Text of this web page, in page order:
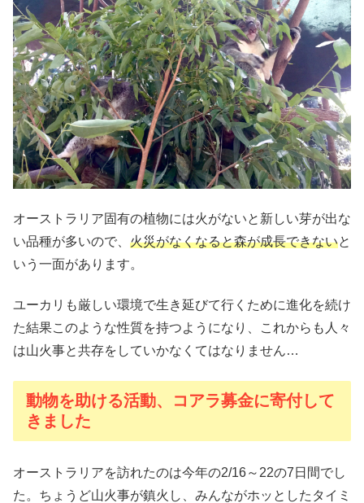
オーストラリア固有の植物には火がないと新しい芽が出な
い品種が多いので、 火災がなくなると森が成長できないと
いう一面があります。
ユーカリも厳しい環境で生き延びて行くために進化を続け
た結果このような性質を持つようになり、これからも人々
は山火事と共存をしていかなくてはなりません…
動物を助ける活動、コアラ募金に寄付して
きました
オーストラリアを訪れたのは今年の2/16～22の7日間でし
た。ちょうど山火事が鎮火し、みんながホッとしたタイミ